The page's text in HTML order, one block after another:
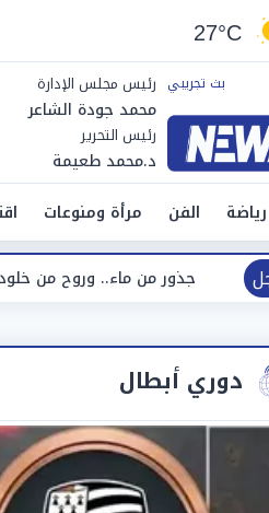
27°C
رئيس مجلس الإدارة
محمد جودة الشاعر
رئيس التحرير
د.محمد طعيمة
رياضة الفن مرأة ومنوعات
جذور من ماء.. وروح من خلود
دوري أبطال